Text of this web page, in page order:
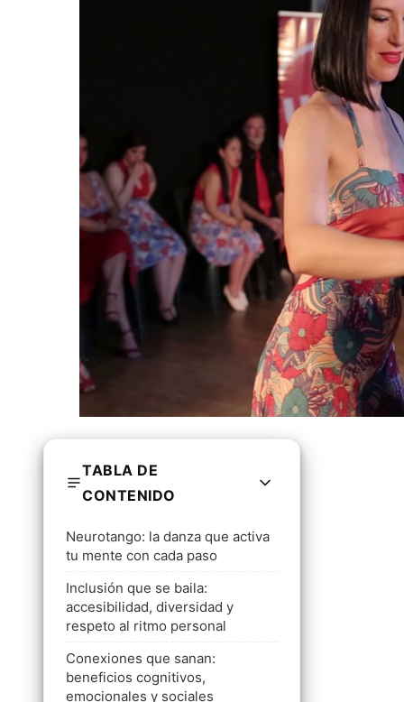
TABLA DE
CONTENIDO
Neurotango: la danza que activa
tu mente con cada paso
Inclusión que se baila:
accesibilidad, diversidad y
respeto al ritmo personal
Conexiones que sanan:
beneficios cognitivos,
emocionales y sociales